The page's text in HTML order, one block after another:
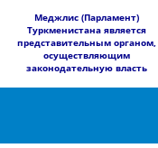
​Меджлис (Парламент)
Туркменистана является
представительным органом,
осуществляющим
законодательную власть